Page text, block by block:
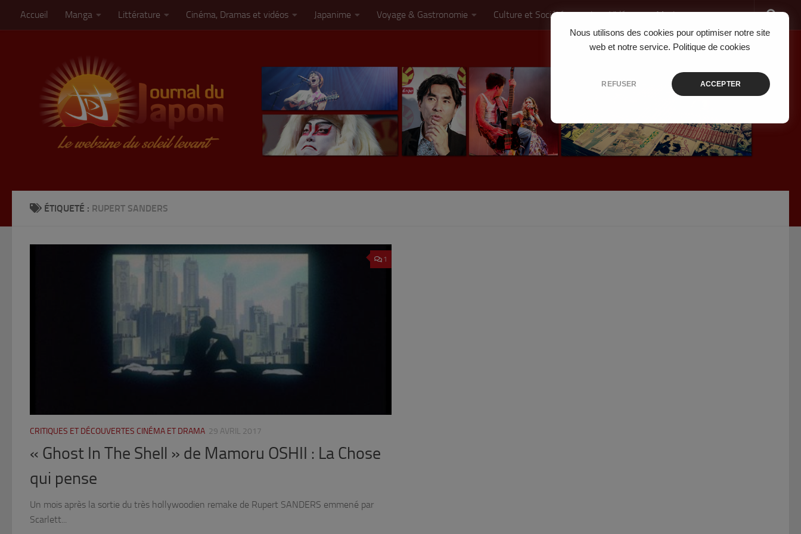
Nous utilisons des cookies pour optimiser notre site
web et notre service. Politique de cookies
REFUSER ACCEPTER
Skip to content
Accueil Manga Littérature Cinéma, Dramas et vidéos Japanime Voyage & Gastronomie Culture et Société Jeux Vidéo Musique
ÉTIQUETÉ : RUPERT SANDERS
1
CRITIQUES ET DÉCOUVERTES CINÉMA ET DRAMA 29 AVRIL 2017
« Ghost In The Shell » de Mamoru OSHII : La Chose
qui pense
Un mois après la sortie du très hollywoodien remake de Rupert SANDERS emmené par
Scarlett...